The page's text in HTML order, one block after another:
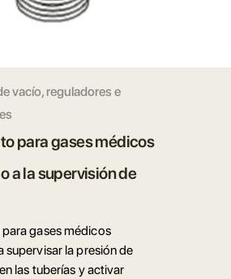
vacío, reguladores e
para gases médicos
a la supervisión de
gases médicos
supervisar la presión de
las tuberías y activar